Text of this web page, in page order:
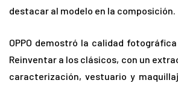
destacar al modelo en la composición.
OPPO demostró la calidad
Reinventar a los clásicos, con un
caracterización, vestuario y